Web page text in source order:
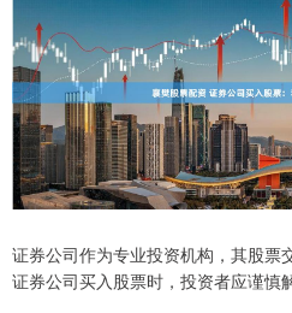
证券公司作为专业投资机构，其股票
证券公司买入股票时，投资者应谨慎